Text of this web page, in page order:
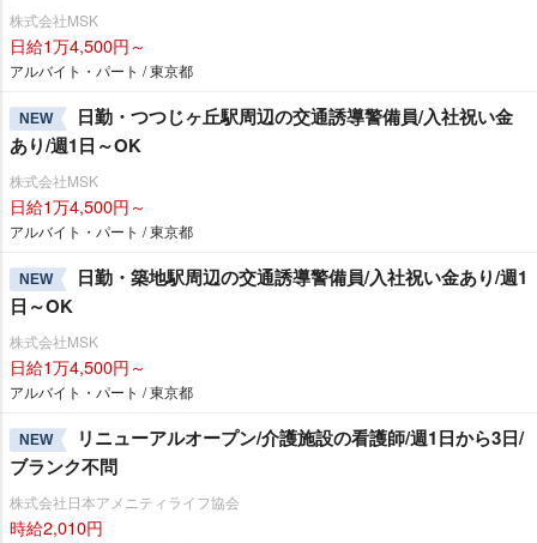
株式会社MSK
日給1万4,500円～
アルバイト・パート / 東京都
NEW
日勤・つつじヶ丘駅周辺の交通誘導警備員/入社祝い金
あり/週1日～OK
株式会社MSK
日給1万4,500円～
アルバイト・パート / 東京都
NEW
日勤・築地駅周辺の交通誘導警備員/入社祝い金あり/週1
日～OK
株式会社MSK
日給1万4,500円～
アルバイト・パート / 東京都
NEW
リニューアルオープン/介護施設の看護師/週1日から3日/
ブランク不問
株式会社日本アメニティライフ協会
時給2,010円